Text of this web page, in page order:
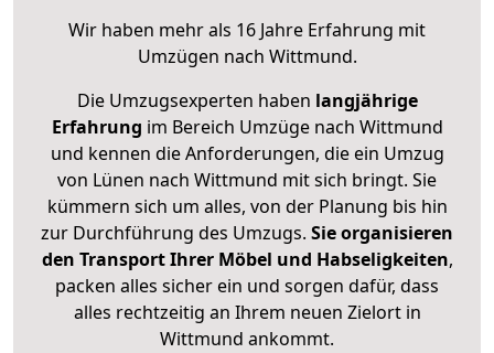
Wir haben mehr als 16 Jahre Erfahrung mit
Umzügen nach Wittmund.
Die Umzugsexperten haben langjährige
Erfahrung im Bereich Umzüge nach Wittmund
und kennen die Anforderungen, die ein Umzug
von Lünen nach Wittmund mit sich bringt. Sie
kümmern sich um alles, von der Planung bis hin
zur Durchführung des Umzugs. Sie organisieren
den Transport Ihrer Möbel und Habseligkeiten,
packen alles sicher ein und sorgen dafür, dass
alles rechtzeitig an Ihrem neuen Zielort in
Wittmund ankommt.